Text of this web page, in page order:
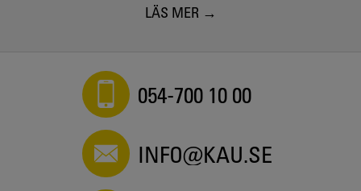
LÄS MER
054-700 10 00
INFO@KAU.SE